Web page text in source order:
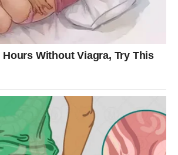
opterećuje.
razgovori i mnogo više emocija
periodu. Partner će pokazati više
a vi ćete shvatiti koliko vam znači
iz prošlosti mogla bi
zbuniti